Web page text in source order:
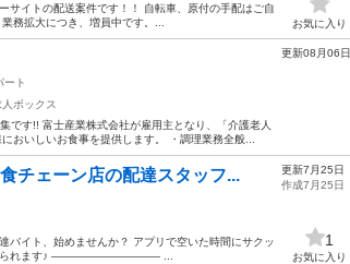
イトの配送案件です！！ 自転車、原付の手配はご自
務拡大につき、増員中です。...
お気に入り
ート
ボックス
です!! 富士産業株式会社が雇用主となり、「介護老人
おいしいお食事を提供します。 ・調理業務全般...
更新08月06日
チェーン店の配達スタッフ...
バイト、始めませんか？ アプリで空いた時間にサクッ
決められます♪ ―――――――――― ...
更新7月25日
作成7月25日
1
お気に入り